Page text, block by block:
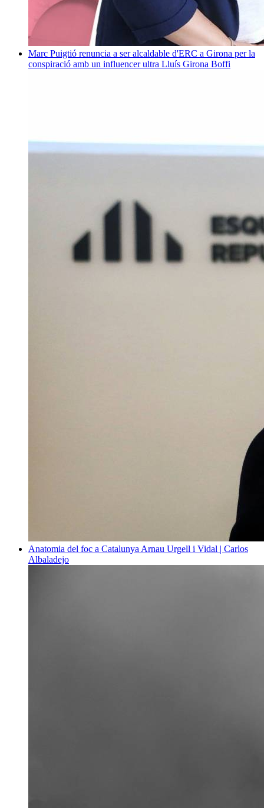
Marc Puigtió renuncia a ser alcaldable d'ERC a Girona per la
conspiració amb un influencer ultra Lluís Girona Boffi
Anatomia del foc a CatalunyaArnau Urgell i Vidal | Carlos
Albaladejo